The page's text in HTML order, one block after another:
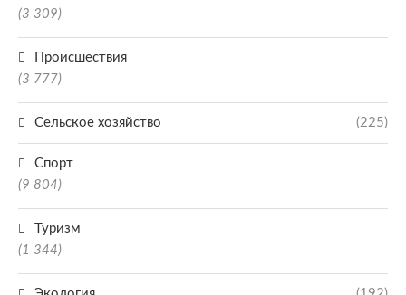
(3 309)
Происшествия
(3 777)
Сельское хозяйство (225)
Спорт
(9 804)
Туризм
(1 344)